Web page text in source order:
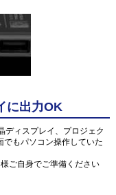
に出力OK
ディスプレイ、プロジェク
でもパソコン操作していた
ご自身でご準備ください